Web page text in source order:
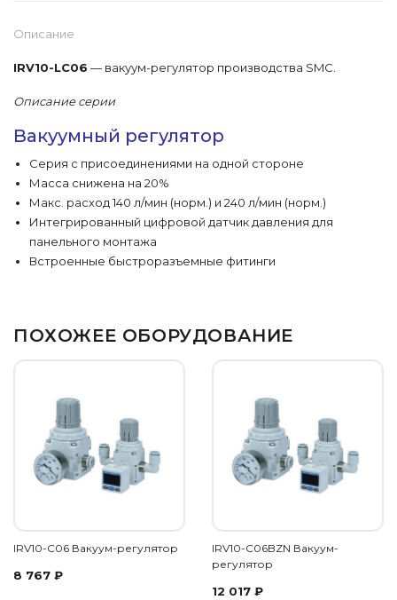
Описание
IRV10-LC06 — вакуум-регулятор производства SMC.
Описание серии
Вакуумный регулятор
Серия с присоединениями на одной стороне
Масса снижена на 20%
Макс. расход 140 л/мин (норм.) и 240 л/мин (норм.)
Интегрированный цифровой датчик давления для
панельного монтажа
Встроенные быстроразъемные фитинги
ПОХОЖЕЕ ОБОРУДОВАНИЕ
IRV10-C06 Вакуум-регулятор
8 767 ₽
IRV10-C06BZN Вакуум-
регулятор
12 017 ₽